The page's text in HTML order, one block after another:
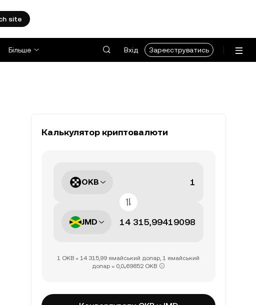
site
Більше Вхід Зареєструватись
Калькулятор криптовалюти
OKB
JMD
1 OKB = 14 315,99 ямайський долар, 1 ямайський
долар = 0,0₄69852 OKB